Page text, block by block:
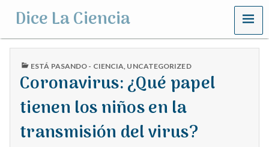
Dice La Ciencia MENU
PUBLISHED
ESTÁ PASANDO - CIENCIA, UNCATEGORIZED
Coronavirus: ¿Qué papel
tienen los niños en la
transmisión del virus?